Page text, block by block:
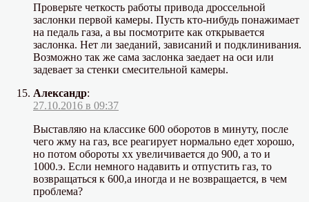
Проверьте четкость работы привода дроссельной
заслонки первой камеры. Пусть кто-нибудь понажимает
на педаль газа, а вы посмотрите как открывается
заслонка. Нет ли заеданий, зависаний и подклинивания.
Возможно так же сама заслонка заедает на оси или
задевает за стенки смесительной камеры.
Александр:
27.10.2016 в 09:37
Выставляю на классике 600 оборотов в минуту, после
чего жму на газ, все реагирует нормально едет хорошо,
но потом обороты хх увеличивается до 900, а то и
1000.э. Если немного надавить и отпустить газ, то
возвращаться к 600,а иногда и не возвращается, в чем
проблема?